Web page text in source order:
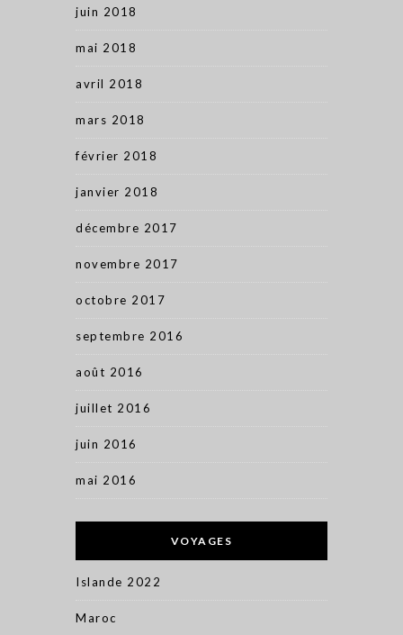
juin 2018
mai 2018
avril 2018
mars 2018
février 2018
janvier 2018
décembre 2017
novembre 2017
octobre 2017
septembre 2016
août 2016
juillet 2016
juin 2016
mai 2016
VOYAGES
Islande 2022
Maroc